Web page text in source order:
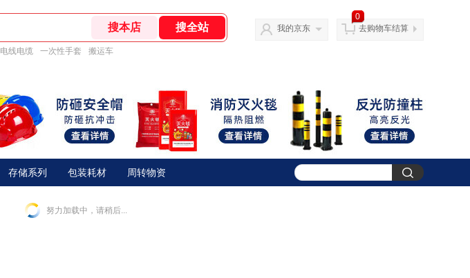
电线电缆 一次性手套 搬运车
我的京东
0
去购物车结算
存储系列 包装耗材 周转物资
努力加载中，请稍后...